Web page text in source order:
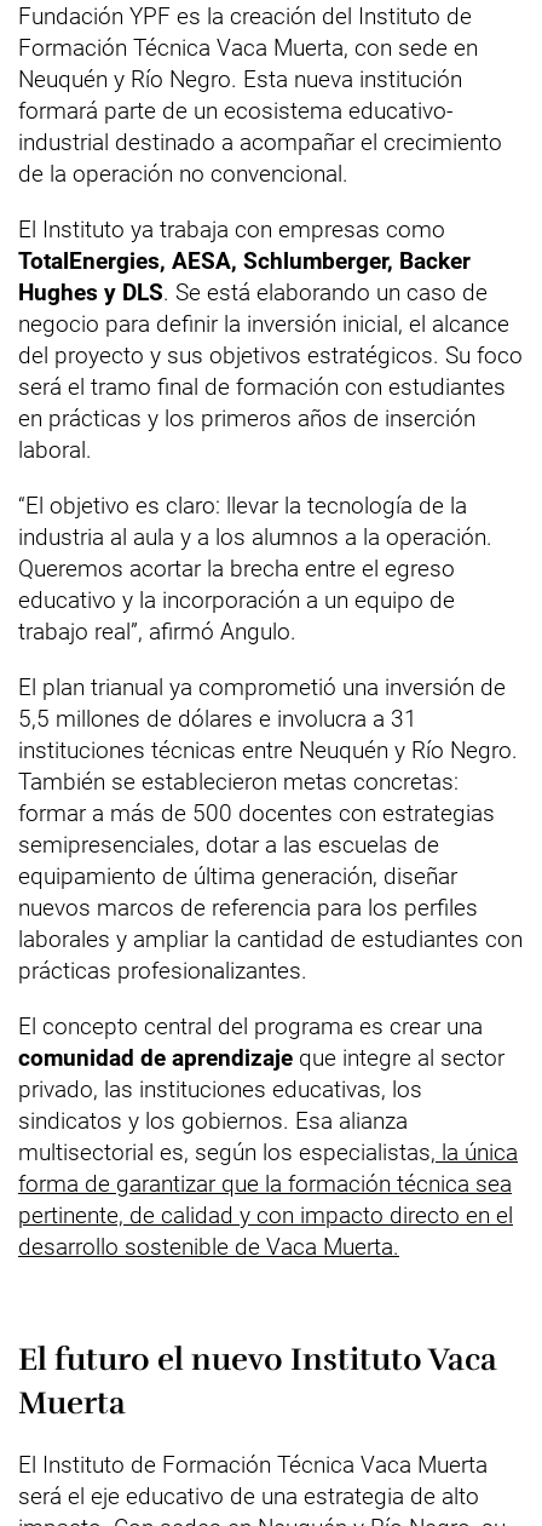
Fundación YPF es la creación del Instituto de
Formación Técnica Vaca Muerta, con sede en
Neuquén y Río Negro. Esta nueva institución
formará parte de un ecosistema educativo-
industrial destinado a acompañar el crecimiento
de la operación no convencional.
El Instituto ya trabaja con empresas como
TotalEnergies, AESA, Schlumberger, Backer
Hughes y DLS. Se está elaborando un caso de
negocio para definir la inversión inicial, el alcance
del proyecto y sus objetivos estratégicos. Su foco
será el tramo final de formación con estudiantes
en prácticas y los primeros años de inserción
laboral.
“El objetivo es claro: llevar la tecnología de la
industria al aula y a los alumnos a la operación.
Queremos acortar la brecha entre el egreso
educativo y la incorporación a un equipo de
trabajo real”, afirmó Angulo.
El plan trianual ya comprometió una inversión de
5,5 millones de dólares e involucra a 31
instituciones técnicas entre Neuquén y Río Negro.
También se establecieron metas concretas:
formar a más de 500 docentes con estrategias
semipresenciales, dotar a las escuelas de
equipamiento de última generación, diseñar
nuevos marcos de referencia para los perfiles
laborales y ampliar la cantidad de estudiantes con
prácticas profesionalizantes.
El concepto central del programa es crear una
comunidad de aprendizaje que integre al sector
privado, las instituciones educativas, los
sindicatos y los gobiernos. Esa alianza
multisectorial es, según los especialistas, la única
forma de garantizar que la formación técnica sea
pertinente, de calidad y con impacto directo en el
desarrollo sostenible de Vaca Muerta.
El futuro el nuevo Instituto Vaca
Muerta
El Instituto de Formación Técnica Vaca Muerta
será el eje educativo de una estrategia de alto